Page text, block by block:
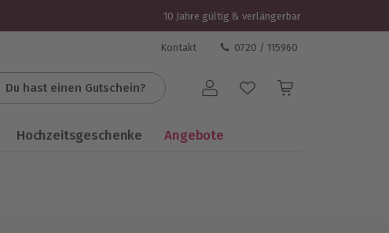
10 Jahre gültig & verlängerbar
Kontakt 0720 / 115960
Du hast einen Gutschein? Benutzerkonto
Hochzeitsgeschenke Angebote